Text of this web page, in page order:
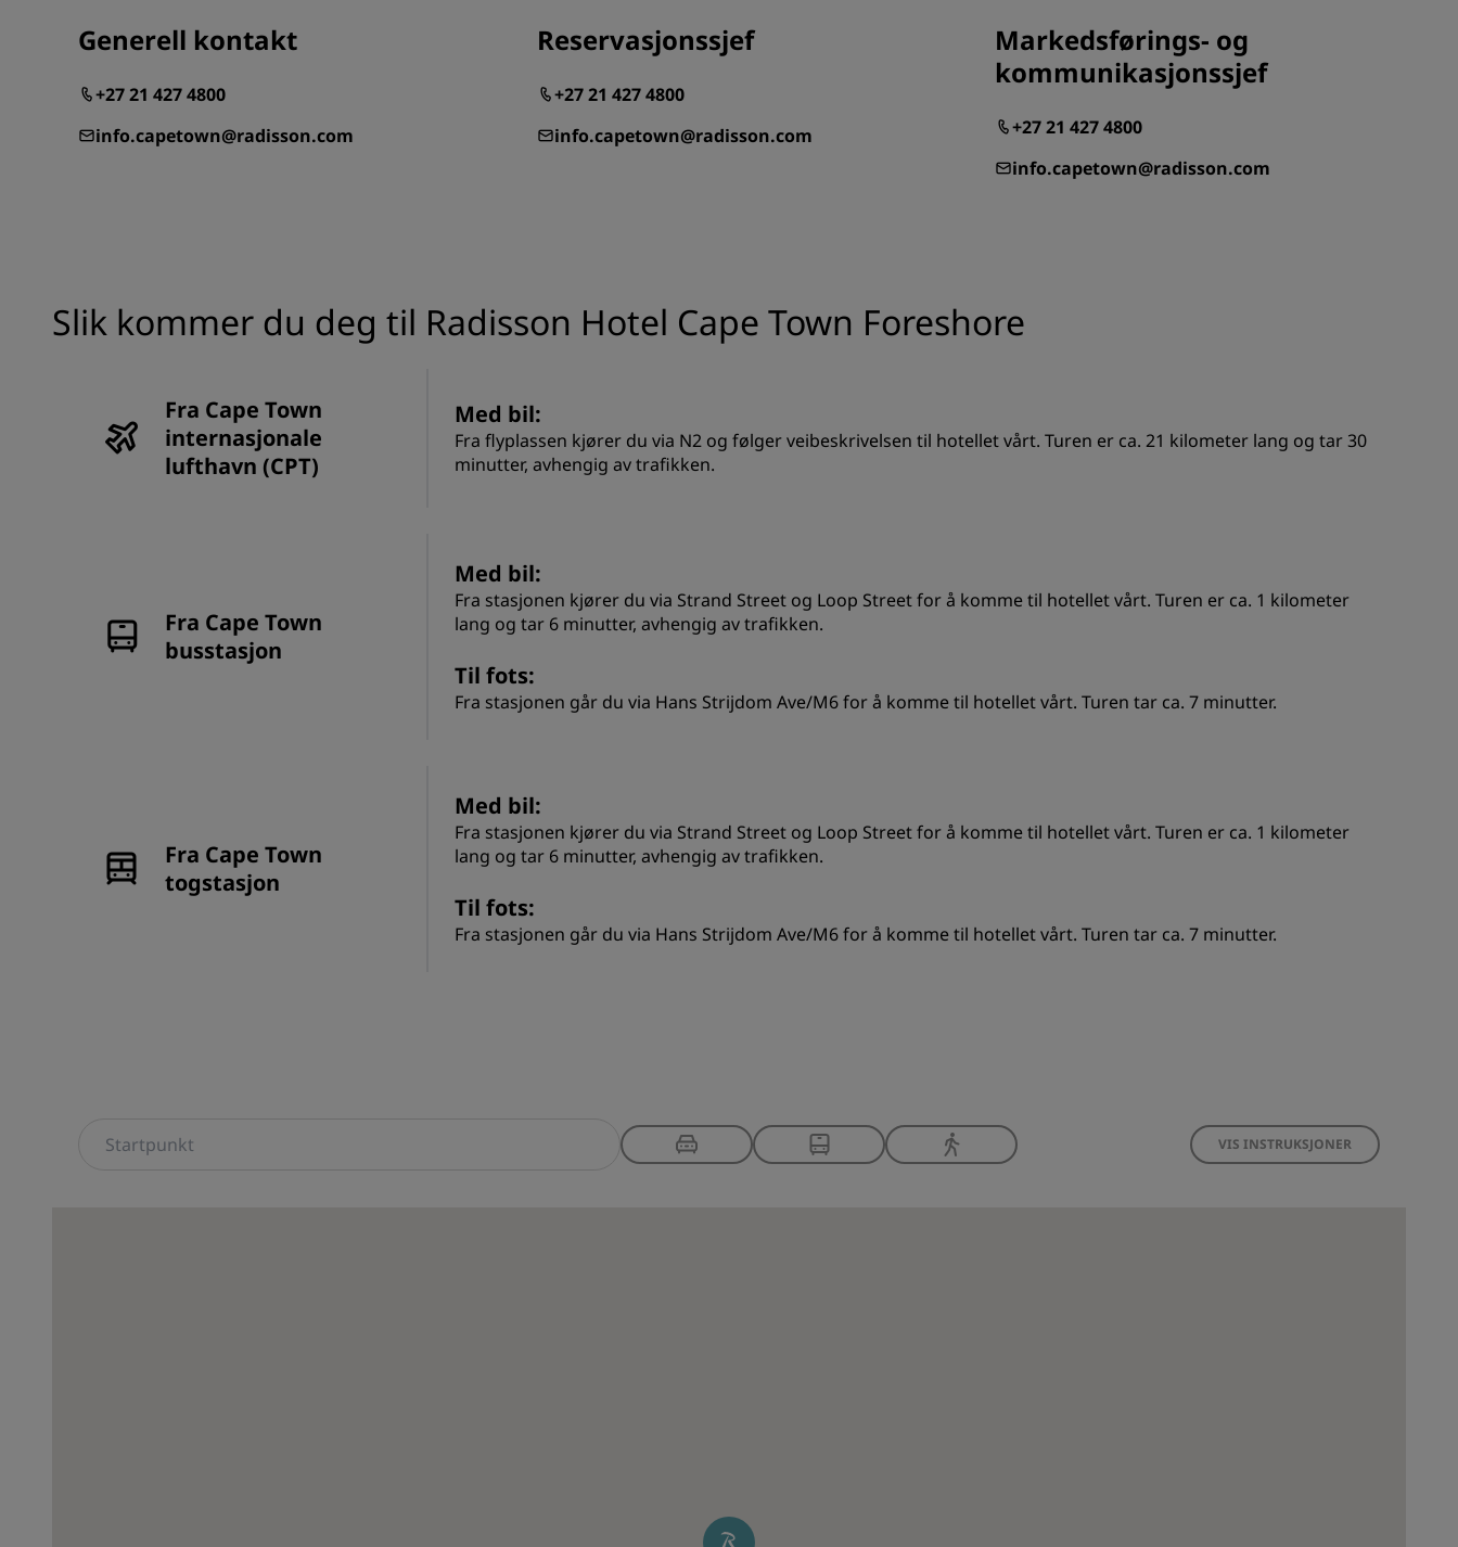
REGISTRER DEG
Generell kontakt
+27 21 427 4800
info.capetown@radisson.com
Reservasjonssjef
+27 21 427 4800
info.capetown@radisson.com
Markedsførings- og
kommunikasjonssjef
+27 21 427 4800
info.capetown@radisson.com
Slik kommer du deg til Radisson Hotel Cape Town Foreshore
Fra Cape Town
internasjonale
lufthavn (CPT)
Med bil:
Fra flyplassen kjører du via N2 og følger veibeskrivelsen til hotellet vårt. Turen er ca. 21 kilometer lang og tar 30
minutter, avhengig av trafikken.
Fra Cape Town
busstasjon
Med bil:
Fra stasjonen kjører du via Strand Street og Loop Street for å komme til hotellet vårt. Turen er ca. 1 kilometer
lang og tar 6 minutter, avhengig av trafikken.
Til fots:
Fra stasjonen går du via Hans Strijdom Ave/M6 for å komme til hotellet vårt. Turen tar ca. 7 minutter.
Fra Cape Town
togstasjon
Med bil:
Fra stasjonen kjører du via Strand Street og Loop Street for å komme til hotellet vårt. Turen er ca. 1 kilometer
lang og tar 6 minutter, avhengig av trafikken.
Til fots:
Fra stasjonen går du via Hans Strijdom Ave/M6 for å komme til hotellet vårt. Turen tar ca. 7 minutter.
VIS INSTRUKSJONER